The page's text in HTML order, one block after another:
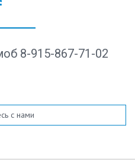
8-915-867-71-02
с нами